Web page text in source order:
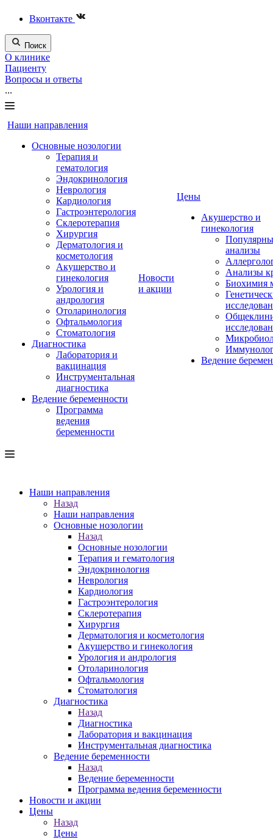
Вконтакте
Поиск
О клинике
Пациенту
Вопросы и ответы
...
Наши направления
Основные нозологии
Терапия и
гематология
Эндокринология
Неврология
Кардиология
Гастроэнтерология
Склеротерапия
Хирургия
Дерматология и
косметология
Акушерство и
гинекология
Урология и
андрология
Отоларинология
Офтальмология
Стоматология
Диагностика
Лаборатория и
вакцинация
Инструментальная
диагностика
Ведение беременности
Программа
ведения
беременности
Новости
и акции
Цены
Акушерство и
гинекология
анализы
Анализы
Биохимия
Ведение
Наши направления
Назад
Наши направления
Основные нозологии
Назад
Основные нозологии
Терапия и гематология
Эндокринология
Неврология
Кардиология
Гастроэнтерология
Склеротерапия
Хирургия
Дерматология и косметология
Акушерство и гинекология
Урология и андрология
Отоларинология
Офтальмология
Стоматология
Диагностика
Назад
Диагностика
Лаборатория и вакцинация
Инструментальная диагностика
Ведение беременности
Назад
Ведение беременности
Программа ведения беременности
Новости и акции
Цены
Назад
Цены